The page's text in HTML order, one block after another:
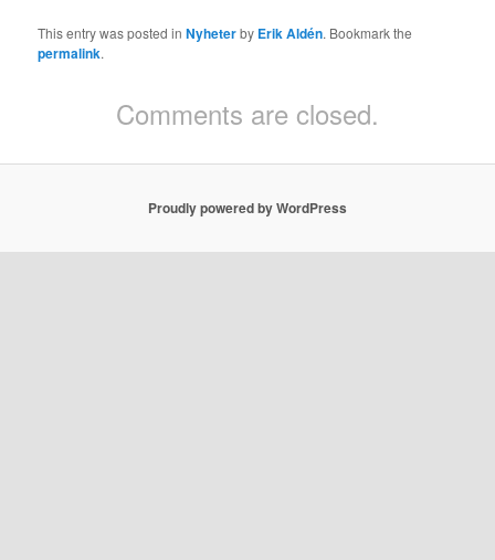
This entry was posted inNyheterby Erik Aldén. Bookmark the
permalink.
Comments are closed.
Proudly powered by WordPress